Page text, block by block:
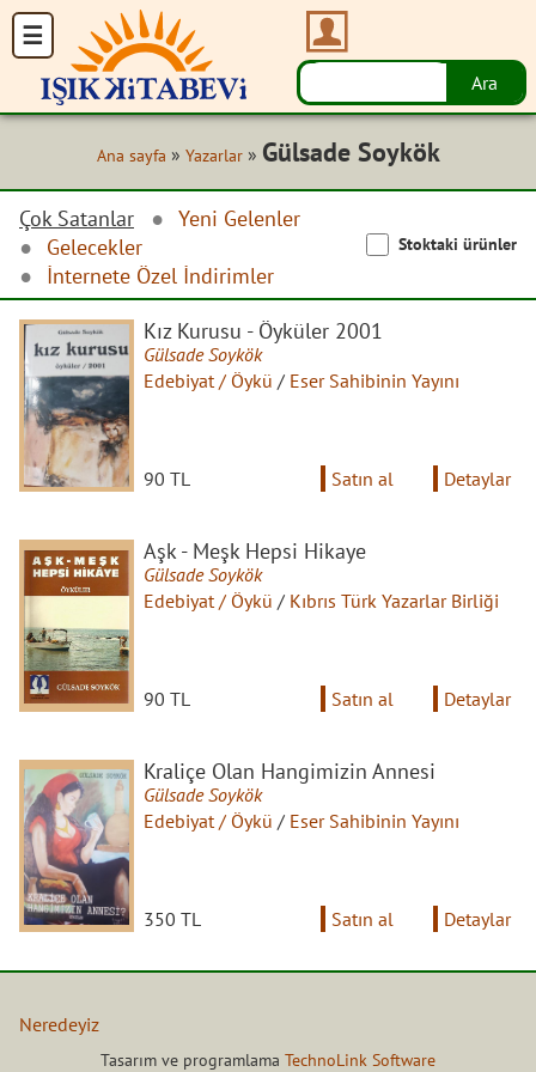
Ana sayfa » Yazarlar» Gülsade Soykök
Çok Satanlar
Yeni Gelenler
Gelecekler
İnternete Özel İndirimler
Stoktaki ürünler
Kız Kurusu - Öyküler 2001
Gülsade Soykök
Edebiyat / Öykü / Eser Sahibinin Yayını
90 TL Satın al Detaylar
Aşk - Meşk Hepsi Hikaye
Gülsade Soykök
Edebiyat / Öykü / Kıbrıs Türk Yazarlar Birliği
90 TL Satın al Detaylar
Kraliçe Olan Hangimizin Annesi
Gülsade Soykök
Edebiyat / Öykü / Eser Sahibinin Yayını
350 TL Satın al Detaylar
Neredeyiz
İptal ve İade Koşulları
Tasarım ve programlama TechnoLink Software